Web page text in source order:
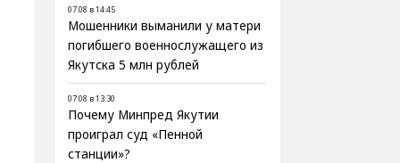
07.08 в 14:45
Мошенники выманили у матери
погибшего военнослужащего из
Якутска 5 млн рублей
07.08 в 13:30
Почему Минпред Якутии
проиграл суд «Пенной
станции»?